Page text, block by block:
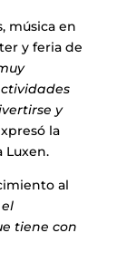
música en
y feria de
y
la
Luxen.
al
tiene con